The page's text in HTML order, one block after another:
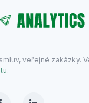
veřejné zakázky.
.